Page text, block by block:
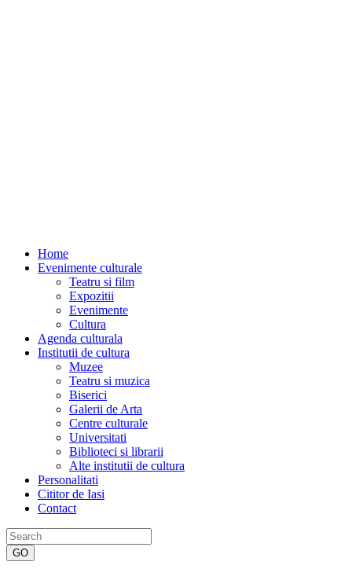
Home
Evenimente culturale
Teatru si film
Expozitii
Evenimente
Cultura
Agenda culturala
Institutii de cultura
Muzee
Teatru si muzica
Biserici
Galerii de Arta
Centre culturale
Universitati
Biblioteci si librarii
Alte institutii de cultura
Personalitati
Cititor de Iasi
Contact